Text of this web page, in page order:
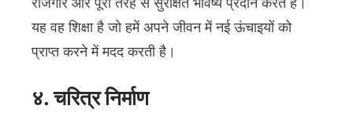
यह वह शिक्षा है जो हमें अपने जीवन में नई ऊंचाइयों को
प्राप्त करने में मदद करती है।
४. चरित्र निर्माण